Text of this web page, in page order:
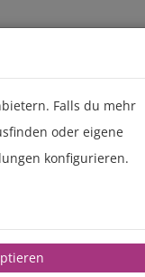
Kontakt
Name
Falls du mehr
oder eigene
konfigurieren.